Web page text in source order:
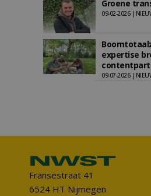
Groene
09-02-2026 |
expertise
09-07-2026 |
Fransestraat 41
6524 HT Nijmegen